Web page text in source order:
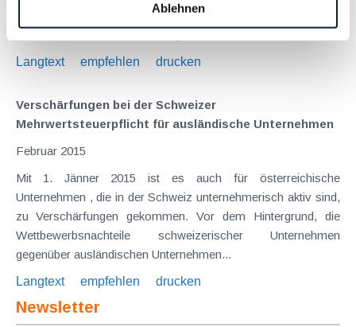
Ablehnen
Wettbewerbsnachteile für Schweizer Unternehmen abgebaut
Langtext
empfehlen drucken
Verschärfungen bei der Schweizer
Mehrwertsteuerpflicht für ausländische Unternehmen
Februar 2015
Mit 1. Jänner 2015 ist es auch für österreichische
Unternehmen , die in der Schweiz unternehmerisch aktiv sind,
zu Verschärfungen gekommen. Vor dem Hintergrund, die
Wettbewerbsnachteile schweizerischer Unternehmen
gegenüber ausländischen Unternehmen...
Langtext
empfehlen drucken
Newsletter